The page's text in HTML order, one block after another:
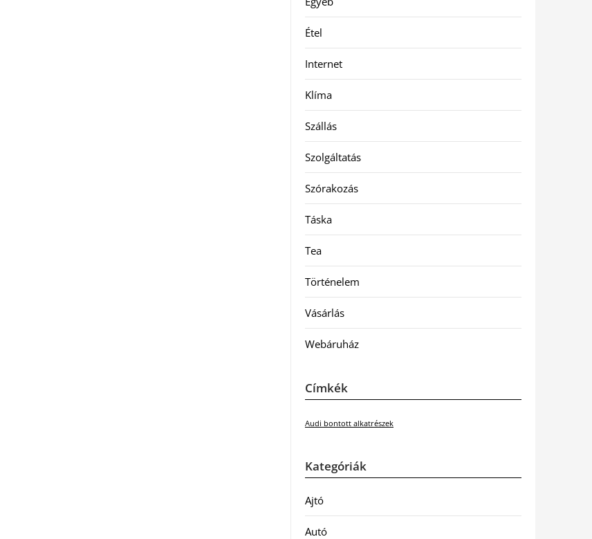
Étel
Internet
Klíma
Szállás
Szolgáltatás
Szórakozás
Táska
Tea
Történelem
Vásárlás
Webáruház
Címkék
Audi bontott alkatrészek
Kategóriák
Ajtó
Autó